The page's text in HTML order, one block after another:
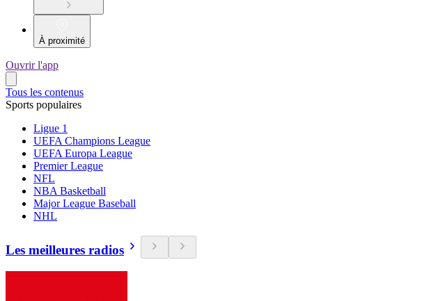
À proximité
Ouvrir l'app
Tous les contenus
Sports populaires
Ligue 1
UEFA Champions League
UEFA Europa League
Premier League
NFL
NBA Basketball
Major League Baseball
NHL
Les meilleures radios